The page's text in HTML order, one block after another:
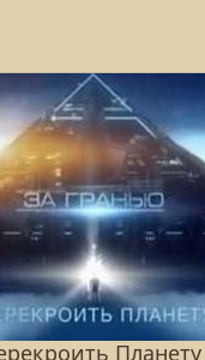
Планету